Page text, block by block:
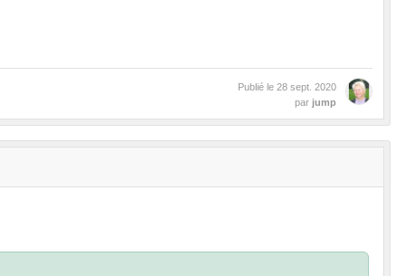
Publié le 28 sept. 2020
par jump